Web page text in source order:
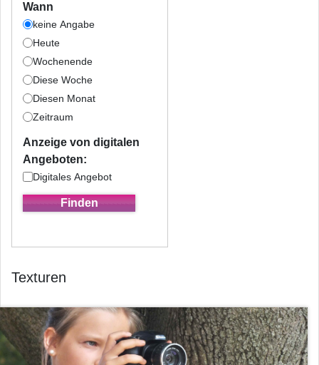
Wann
keine Angabe
Heute
Wochenende
Diese Woche
Diesen Monat
Zeitraum
Anzeige von digitalen
Angeboten:
Digitales Angebot
Texturen